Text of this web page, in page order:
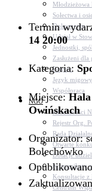
Młodzieżowa
Sołectwa i
Dokumenty
Udział w
Jednostki,
Zasłużeni dla
Petycje
Język migowy
Współpraca
NGO
Aktualności
Rejestr Org.
Rada
Otwarte
Dotacje
Komunikaty
Konsultacje z
Centrum
Termin
14 20:00
Kategoria:
Miejsce:
Owińskach
Organizator:
Bolechówko